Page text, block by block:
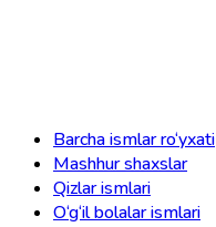
Barcha ismlar ro‘yxati
Mashhur shaxslar
Qizlar ismlari
O‘g‘il bolalar ismlari